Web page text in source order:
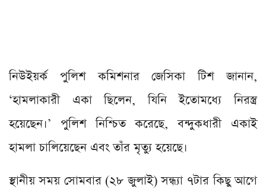
নিউইয়র্ক পুলিশ কমিশনার জেসিকা টিশ জানান,
‘হামলাকারী একা ছিলেন, যিনি ইতোমধ্যে নিরস্ত্র
হয়েছেন।’ পুলিশ নিশ্চিত করেছে, বন্দুকধারী একাই
হামলা চালিয়েছেন এবং তাঁর মৃত্যু হয়েছে।
স্থানীয় সময় সোমবার (২৮ জুলাই) সন্ধ্যা ৭টার কিছু আগে